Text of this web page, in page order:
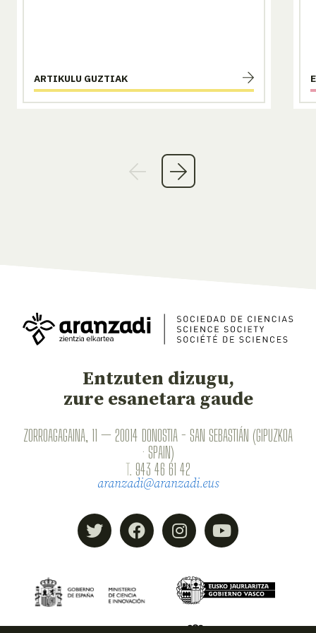
ARTIKULU GUZTIAK
Entzuten dizugu,
zure esanetara gaude
ZORROAGAGAINA, 11 — 20014 DONOSTIA - SAN SEBASTIÁN (GIPUZKOA
· SPAIN)
T. 943 46 61 42
aranzadi@aranzadi.eus